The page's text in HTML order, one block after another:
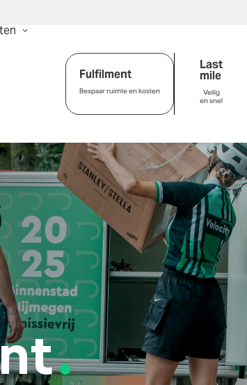
Fulfilment
Bespaar ruimte en kosten
Last
mile
Veilig
en snel
t